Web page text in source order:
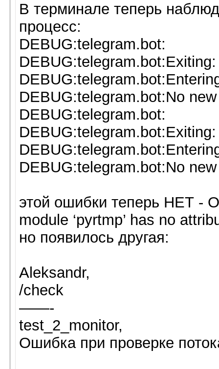
В терминале теперь
процесс:
DEBUG:telegram.bot:
DEBUG:telegram.bot:No
DEBUG:telegram.bot:
DEBUG:telegram.bot:No
этой ошибки теперь НЕТ -
module ‘pyrtmp’ has no
но появилось другая:
Aleksandr,
/check
——-
test_2_monitor,
Ошибка при проверке